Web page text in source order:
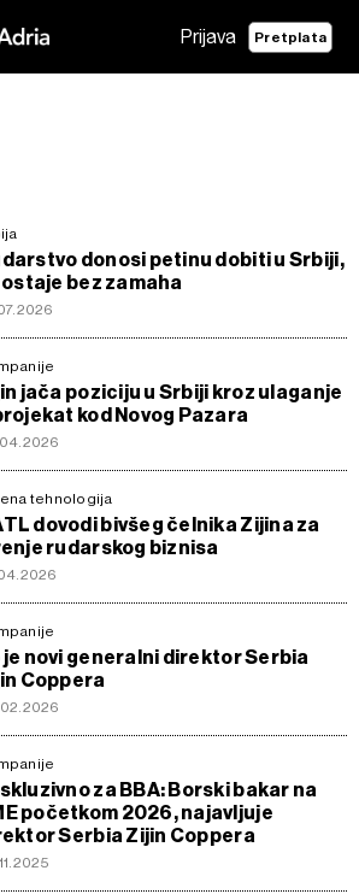
Prijava Pretplata
donosi petinu dobiti u Srbiji,
ostaje bez zamaha
jača poziciju u Srbiji kroz ulaganje
kod Novog Pazara
tehnologija
dovodi bivšeg čelnika Zijina za
rudarskog biznisa
je novi generalni direktor Serbia
Coppera
za BBA: Borski bakar na
početkom 2026, najavljuje
Serbia Zijin Coppera